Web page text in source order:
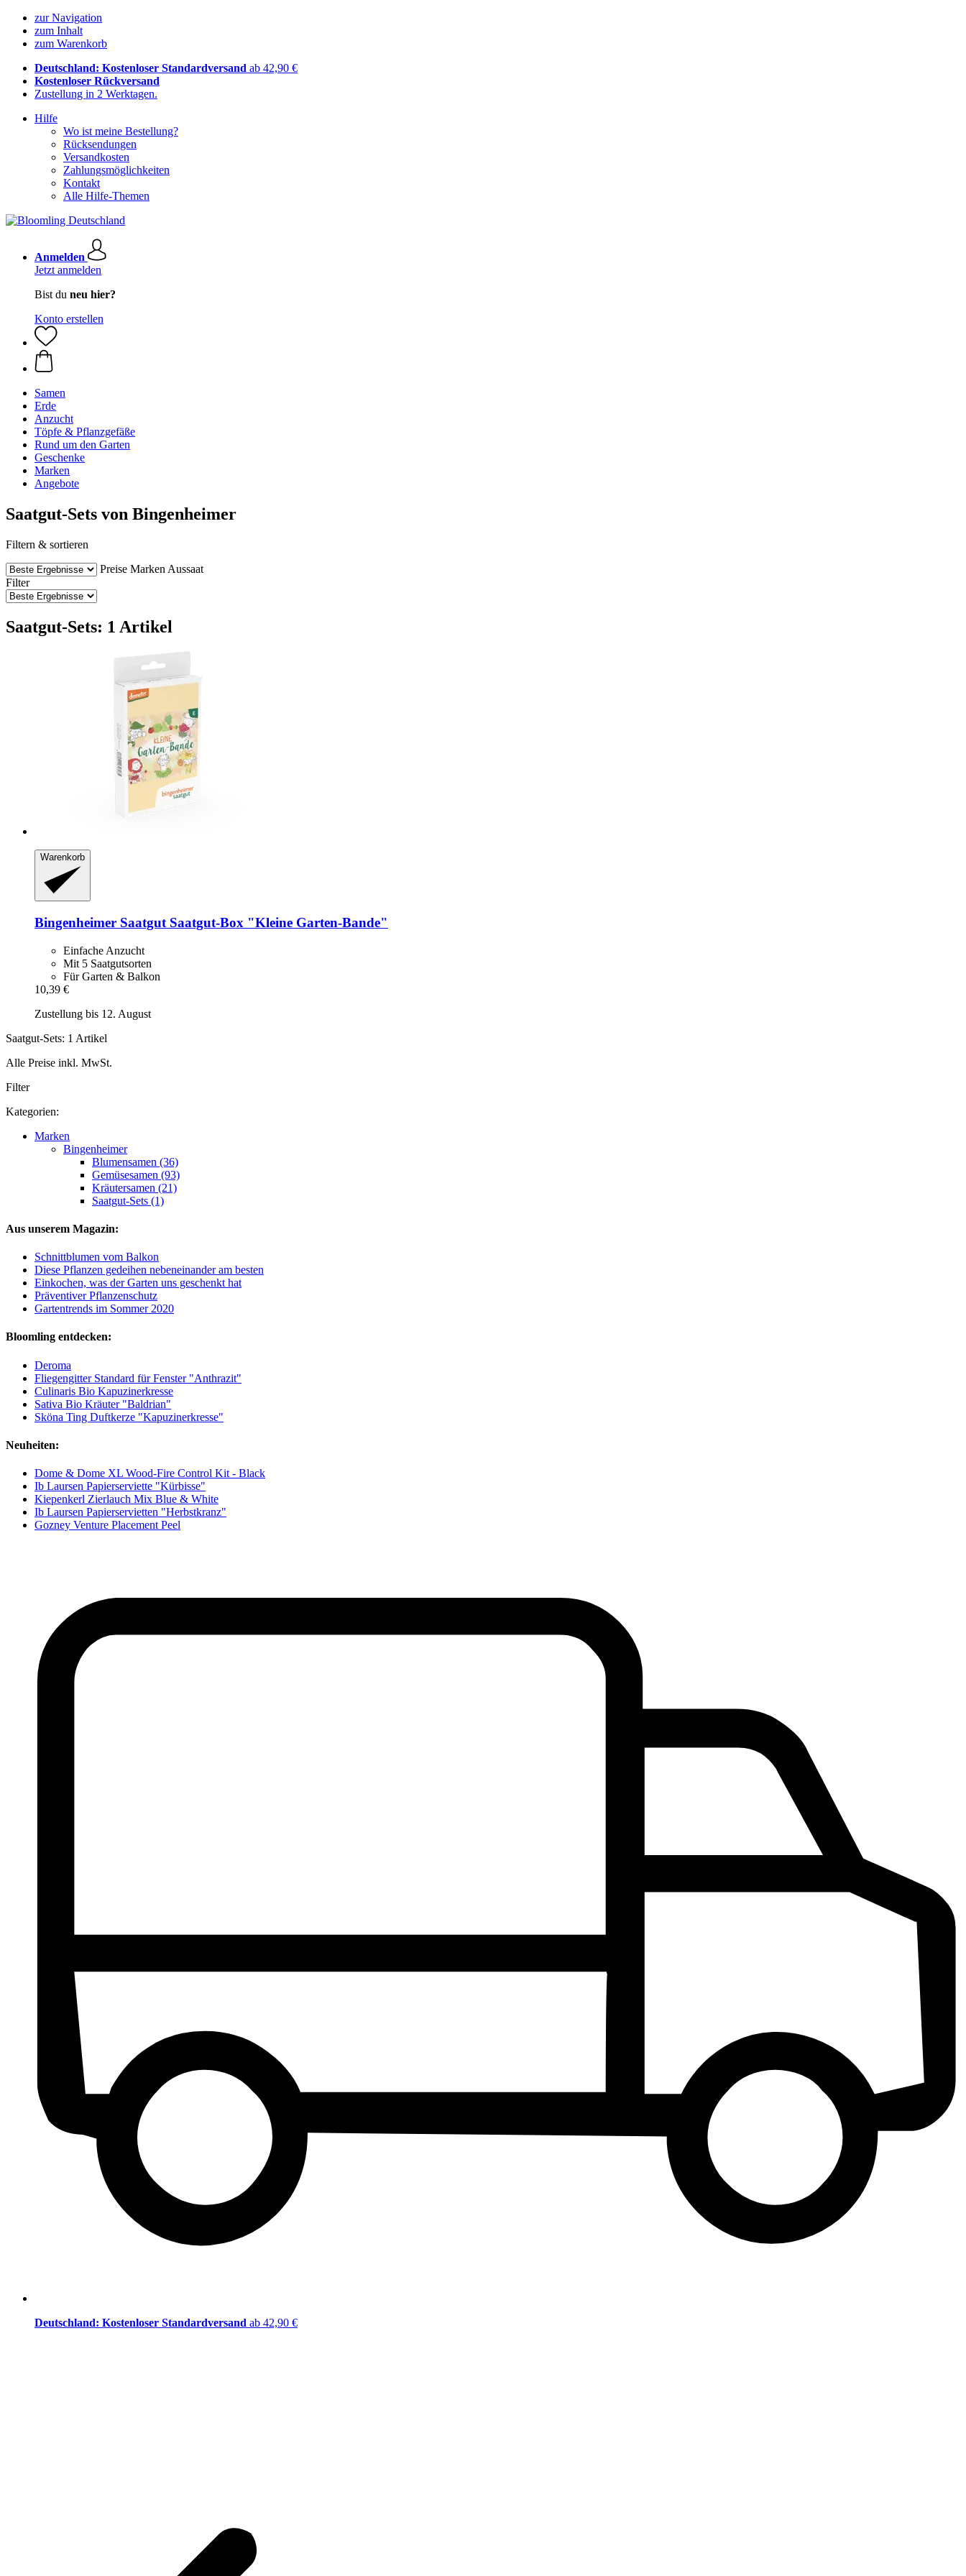
zur Navigation
zum Inhalt
zum Warenkorb
Deutschland: Kostenloser Standardversand ab 42,90 €
Kostenloser Rückversand
Zustellung in 2 Werktagen.
Hilfe
Wo ist meine Bestellung?
Rücksendungen
Versandkosten
Zahlungsmöglichkeiten
Kontakt
Alle Hilfe-Themen
Anmelden
Jetzt anmelden
Bist du neu hier?
Konto erstellen
Samen
Erde
Anzucht
Töpfe & Pflanzgefäße
Rund um den Garten
Geschenke
Marken
Angebote
Saatgut-Sets von Bingenheimer
Filtern & sortieren
Preise Marken Aussaat
Filter
Saatgut-Sets: 1 Artikel
Warenkorb
Bingenheimer Saatgut Saatgut-​Box "Kleine Garten-​Bande"
Einfache Anzucht
Mit 5 Saatgutsorten
Für Garten & Balkon
10,39 €
Zustellung bis 12. August
Saatgut-Sets: 1 Artikel
Alle Preise inkl. MwSt.
Filter
Kategorien:
Marken
Bingenheimer
Blumensamen (36)
Gemüsesamen (93)
Kräutersamen (21)
Saatgut-Sets (1)
Aus unserem Magazin:
Schnittblumen vom Balkon
Diese Pflanzen gedeihen nebeneinander am besten
Einkochen, was der Garten uns geschenkt hat
Präventiver Pflanzenschutz
Gartentrends im Sommer 2020
Bloomling entdecken:
Deroma
Fliegengitter Standard für Fenster "Anthrazit"
Culinaris Bio Kapuzinerkresse
Sativa Bio Kräuter "Baldrian"
Sköna Ting Duftkerze "Kapuzinerkresse"
Neuheiten:
Dome & Dome XL Wood-Fire Control Kit - Black
Ib Laursen Papierserviette "Kürbisse"
Kiepenkerl Zierlauch Mix Blue & White
Ib Laursen Papierservietten "Herbstkranz"
Gozney Venture Placement Peel
Deutschland: Kostenloser Standardversand ab 42,90 €